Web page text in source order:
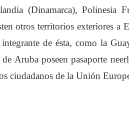
(Dinamarca), Polinesia
otros territorios exteriores a
de ésta, como la
Aruba poseen pasaporte
ciudadanos de la Unión